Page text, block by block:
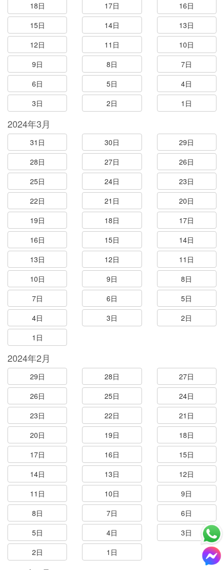
18日
17日
16日
15日
14日
13日
12日
11日
10日
9日
8日
7日
6日
5日
4日
3日
2日 1日
2024年3月
31日 30日
29日
28日
27日
26日
25日
24日
23日
22日
21日
20日
19日
18日
17日
16日
15日
14日
13日
12日
11日
10日
9日
8日
7日
6日
5日
4日
3日
2日
1日
2024年2月
29日 28日
27日
26日
25日
24日
23日
22日
21日
20日
19日
18日
17日
16日
15日
14日
13日
12日
11日
10日
9日
8日
7日
6日
5日
4日
3日
2日
1日